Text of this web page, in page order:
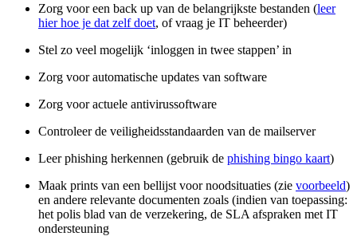
Zorg voor een back up van de belangrijkste bestanden (leer
hier hoe je dat zelf doet, of vraag je IT beheerder)
Stel zo veel mogelijk ‘inloggen in twee stappen’ in
Zorg voor automatische updates van software
Zorg voor actuele antivirussoftware
Controleer de veiligheidsstandaarden van de mailserver
Leer phishing herkennen (gebruik de phishing bingo kaart)
Maak prints van een bellijst voor noodsituaties (zie voorbeeld)
en andere relevante documenten zoals (indien van toepassing:
het polis blad van de verzekering, de SLA afspraken met IT
ondersteuning